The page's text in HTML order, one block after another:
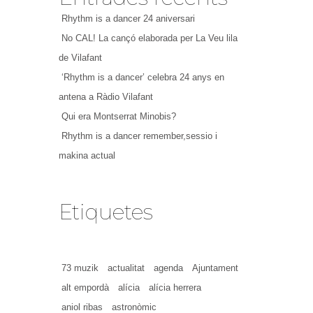
Rhythm is a dancer 24 aniversari
No CAL! La cançó elaborada per La Veu lila
de Vilafant
‘Rhythm is a dancer’ celebra 24 anys en
antena a Ràdio Vilafant
Qui era Montserrat Minobis?
Rhythm is a dancer remember,sessio i
makina actual
Etiquetes
73 muzik actualitat agenda
Ajuntament
alt empordà
alícia
alícia herrera
aniol ribas
astronòmic